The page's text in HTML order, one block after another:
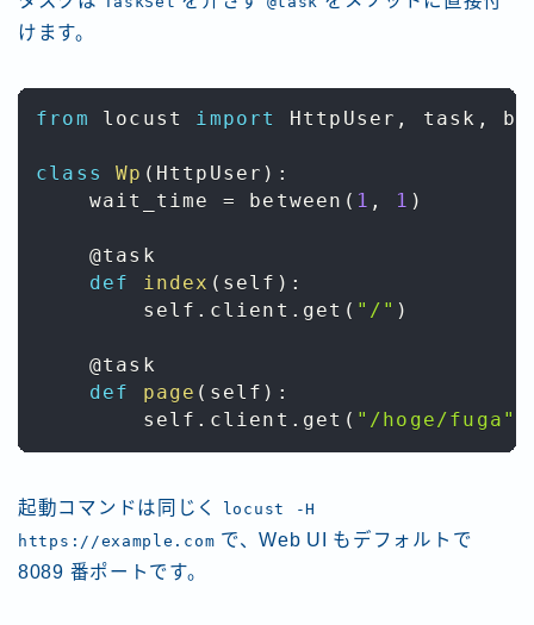
けます。
from locust import HttpUser , task ,
class Wp ( HttpUser ) :
    wait_time
= between ( 1 , 1 )
@task
def
index ( self ) :
        self
. client . get ( "/" )
@task
def
page ( self ) :
        self
. client . get ( "/hoge/fuga"
起動コマンドは同じく
locust -H
https://example.com で、Web UI もデフォルトで
8089 番ポートです。